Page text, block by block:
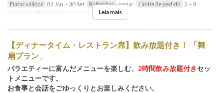
Datas válidas 02 Jan ~ 30 Set Refeições Jantar Limite de pedido 2 ~ 8
Categoria de Assento
レストラン席Leia mais
【ディナータイム・レストラン席】飲み放題付き！ 「舞
扇プラン」
バラエティーに富んだメニューを楽しむ、 2時間飲み放題付きセッ
トメニューです。
お食事と会話をごゆっくりとお楽しみください。